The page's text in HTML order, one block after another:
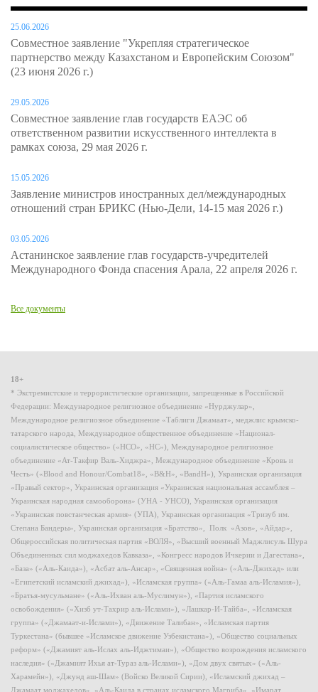
25.06.2026
Совместное заявление "Укрепляя стратегическое
партнерство между Казахстаном и Европейским Союзом"
(23 июня 2026 г.)
29.05.2026
Совместное заявление глав государств ЕАЭС об
ответственном развитии искусственного интеллекта в
рамках союза, 29 мая 2026 г.
15.05.2026
Заявление министров иностранных дел/международных
отношений стран БРИКС (Нью-Дели, 14-15 мая 2026 г.)
03.05.2026
Астанинское заявление глав государств-учредителей
Международного Фонда спасения Арала, 22 апреля 2026 г.
Все документы
18+
* Экстремистские и террористические организации, запрещенные в Российской
Федерации: Международное религиозное объединение «Нурджулар»,
Международное религиозное объединение «Таблиги Джамаат», меджлис крымско-
татарского народа, Международное общественное объединение «Национал-
социалистическое общество» («НСО», «НС»), Международное религиозное
объединение «Ат-Такфир Валь-Хиджра», Международное объединение «Кровь и
Честь» («Blood and Honour/Combat18», «B&H», «BandH»), Украинская организация
«Правый сектор», Украинская организация «Украинская национальная ассамблея –
Украинская народная самооборона» (УНА - УНСО), Украинская организация
«Украинская повстанческая армия» (УПА), Украинская организация «Тризуб им.
Степана Бандеры», Украинская организация «Братство», Полк «Азов», «Айдар»,
Общероссийская политическая партия «ВОЛЯ», «Высший военный Маджлисуль Шура
Объединенных сил моджахедов Кавказа», «Конгресс народов Ичкерии и Дагестана»,
«База» («Аль-Каида»), «Асбат аль-Ансар», «Священная война» («Аль-Джихад» или
«Египетский исламский джихад»), «Исламская группа» («Аль-Гамаа аль-Исламия»),
«Братья-мусульмане» («Аль-Ихван аль-Муслимун»), «Партия исламского
освобождения» («Хизб ут-Тахрир аль-Ислами»), «Лашкар-И-Тайба», «Исламская
группа» («Джамаат-и-Ислами»), «Движение Талибан», «Исламская партия
Туркестана» (бывшее «Исламское движение Узбекистана»), «Общество социальных
реформ» («Джамият аль-Ислах аль-Иджтимаи»), «Общество возрождения исламского
наследия» («Джамият Ихья ат-Тураз аль-Ислами»), «Дом двух святых» («Аль-
Харамейн»), «Джунд аш-Шам» (Войско Великой Сирии), «Исламский джихад –
Джамаат моджахедов», «Аль-Каида в странах исламского Магриба», «Имарат